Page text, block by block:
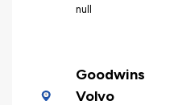
null
Goodwins
Volvo